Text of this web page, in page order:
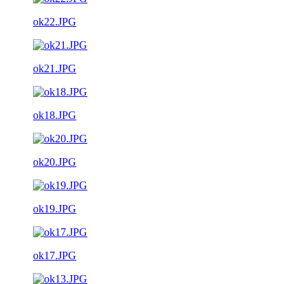
ok22.JPG
ok21.JPG
ok18.JPG
ok20.JPG
ok19.JPG
ok17.JPG